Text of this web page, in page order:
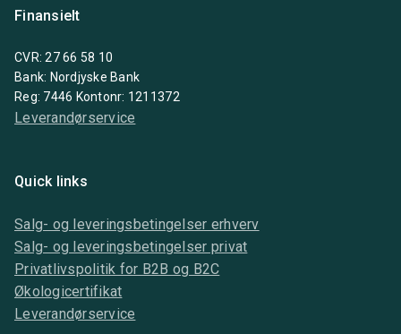
Finansielt
CVR: 27 66 58 10
Bank: Nordjyske Bank
Reg: 7446 Kontonr: 1211372
Leverandørservice
Quick links
Salg- og leveringsbetingelser erhverv
Salg- og leveringsbetingelser privat
Privatlivspolitik for B2B og B2C
Økologicertifikat
Leverandørservice